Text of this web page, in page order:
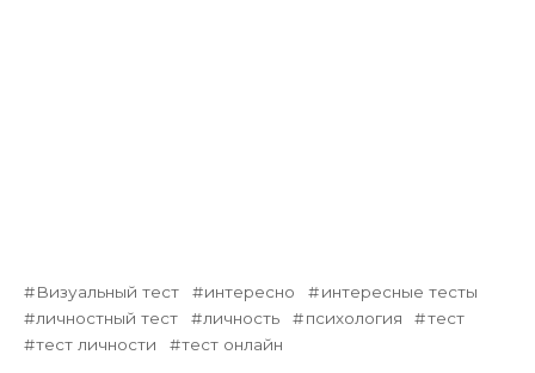
Визуальный тест интересно
интересные тесты
личностный тест
личность психология
тест
тест личности
тест онлайн